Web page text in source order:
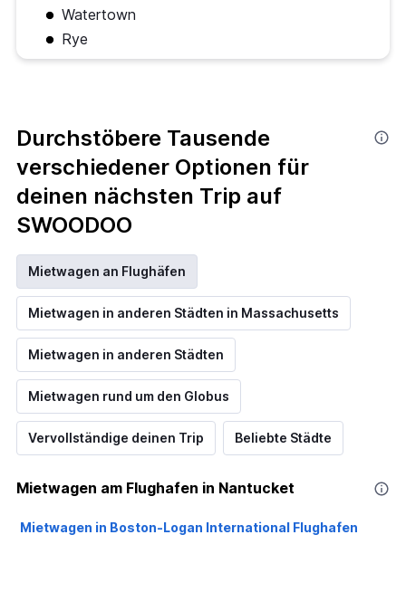
Watertown
Rye
Durchstöbere Tausende
verschiedener Optionen für
deinen nächsten Trip auf
SWOODOO
Mietwagen an Flughäfen
Mietwagen in anderen Städten in Massachusetts
Mietwagen in anderen Städten
Mietwagen rund um den Globus
Vervollständige deinen Trip Beliebte Städte
Mietwagen am Flughafen in Nantucket
Mietwagen in Boston-Logan International Flughafen